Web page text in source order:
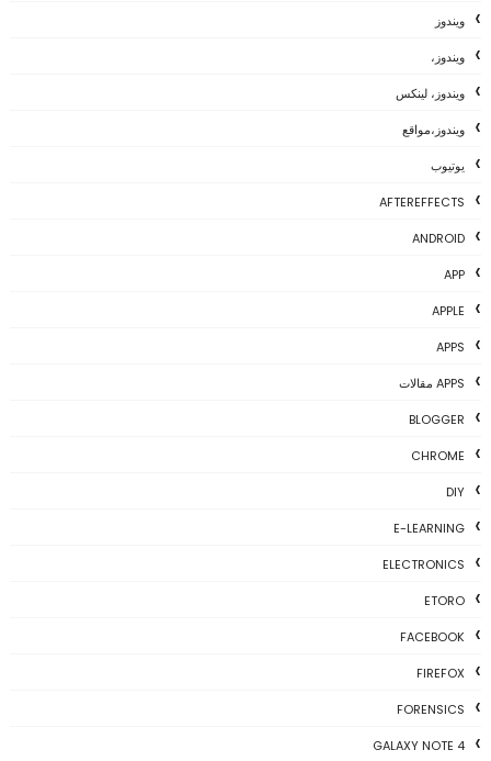
ويندوز
ويندوز،
ويندوز، لينكس
ويندوز،مواقع
يوتيوب
AFTEREFFECTS
ANDROID
APP
APPLE
APPS
APPS مقالات
BLOGGER
CHROME
DIY
E-LEARNING
ELECTRONICS
ETORO
FACEBOOK
FIREFOX
FORENSICS
GALAXY NOTE 4